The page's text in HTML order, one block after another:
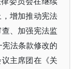
增加推动宪法
、加强宪法监
法条款修改的
主席团在《关